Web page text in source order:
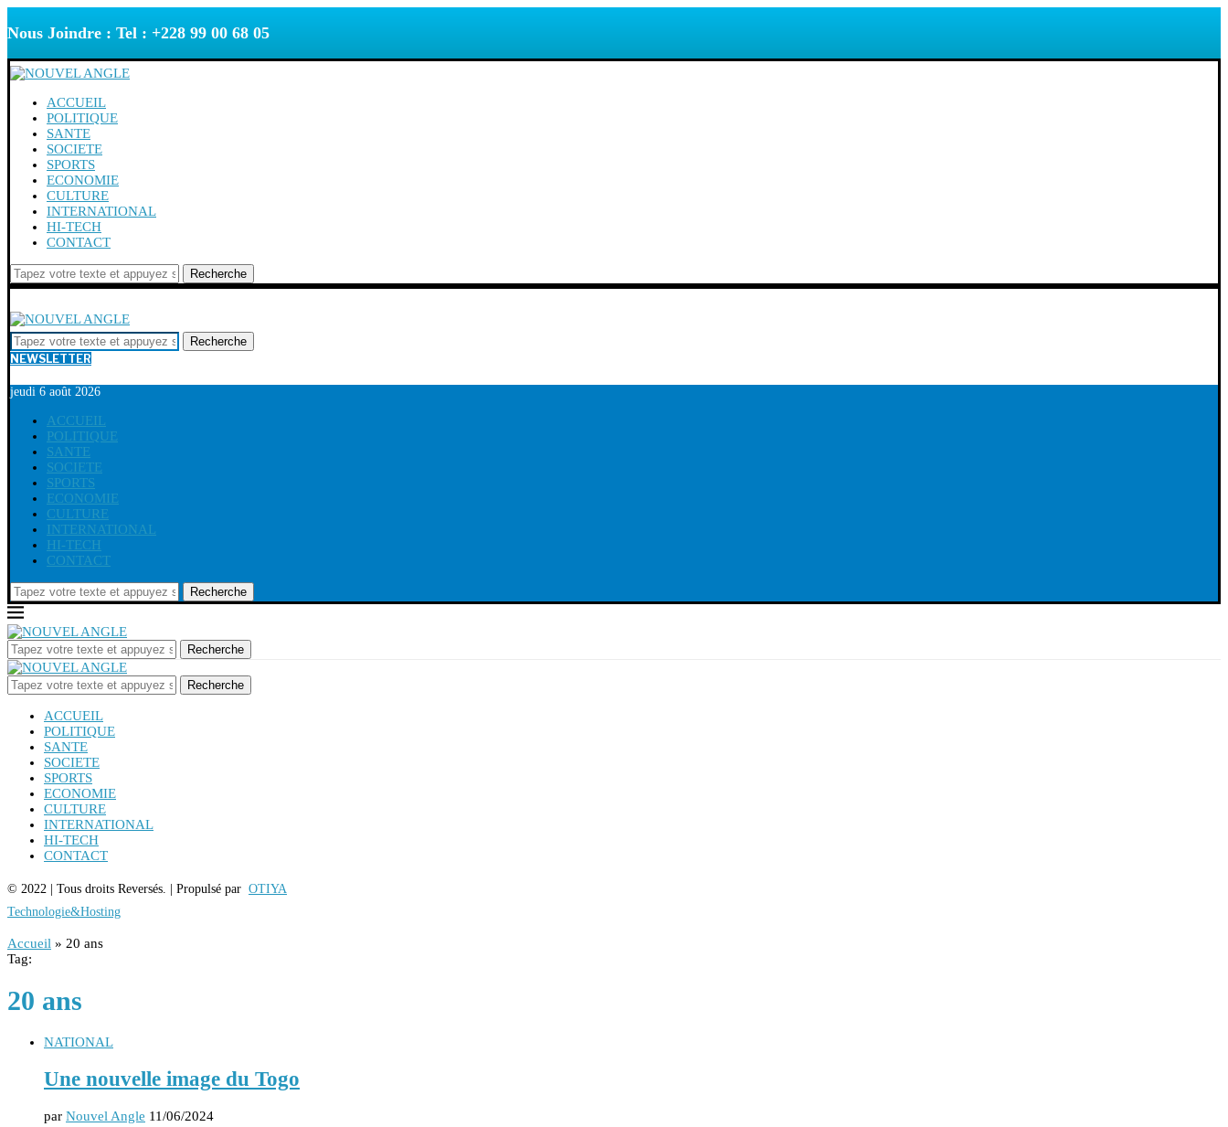
Nous Joindre : Tel : +228 99 00 68 05
ACCUEIL
POLITIQUE
SANTE
SOCIETE
SPORTS
ECONOMIE
CULTURE
INTERNATIONAL
HI-TECH
CONTACT
Recherche
Recherche
NEWSLETTER
jeudi 6 août 2026
ACCUEIL
POLITIQUE
SANTE
SOCIETE
SPORTS
ECONOMIE
CULTURE
INTERNATIONAL
HI-TECH
CONTACT
Recherche
Recherche
Recherche
ACCUEIL
POLITIQUE
SANTE
SOCIETE
SPORTS
ECONOMIE
CULTURE
INTERNATIONAL
HI-TECH
CONTACT
© 2022 | Tous droits Reversés. | Propulsé par OTIYA
Technologie&Hosting
Accueil » 20 ans
Tag:
20 ans
NATIONAL
Une nouvelle image du Togo
par Nouvel Angle 11/06/2024